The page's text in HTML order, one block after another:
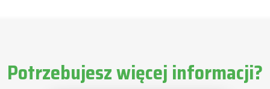
Potrzebujesz więcej informacji?